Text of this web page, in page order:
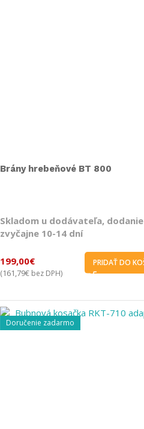
Brány hrebeňové BT 800
Skladom u dodávateľa, dodanie
zvyčajne 10-14 dní
199,00€
(161,79€ bez DPH)
PRIDAŤ DO
Doručenie zadarmo